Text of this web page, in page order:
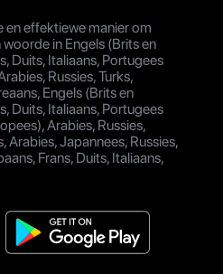
en effektiewe manier om
in Engels (Brits en
Duits, Italiaans, Portugees
Russies, Turks,
Engels (Brits en
Duits, Italiaans, Portugees
Arabies, Russies,
Arabies, Japannees, Russies,
Frans, Duits, Italiaans,